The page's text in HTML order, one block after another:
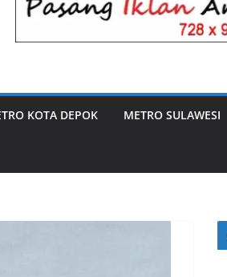
KOTA DEPOK METRO SULAWESI